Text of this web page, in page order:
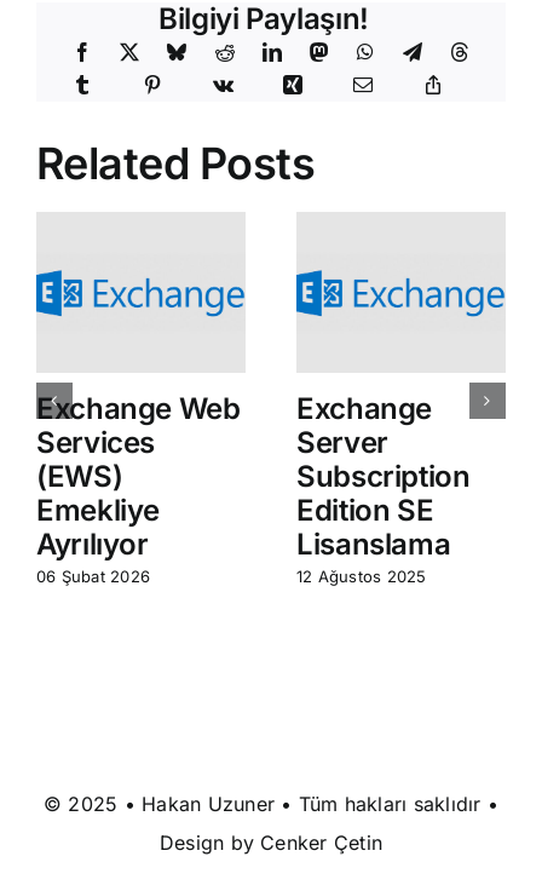
Bilgiyi Paylaşın!
Related Posts
Exchange Web
Services
(EWS)
Emekliye
Ayrılıyor
06 Şubat 2026
Exchange
Server
Subscription
Edition SE
Lisanslama
12 Ağustos 2025
© 2025 • Hakan Uzuner • Tüm hakları saklıdır •
Design by Cenker Çetin